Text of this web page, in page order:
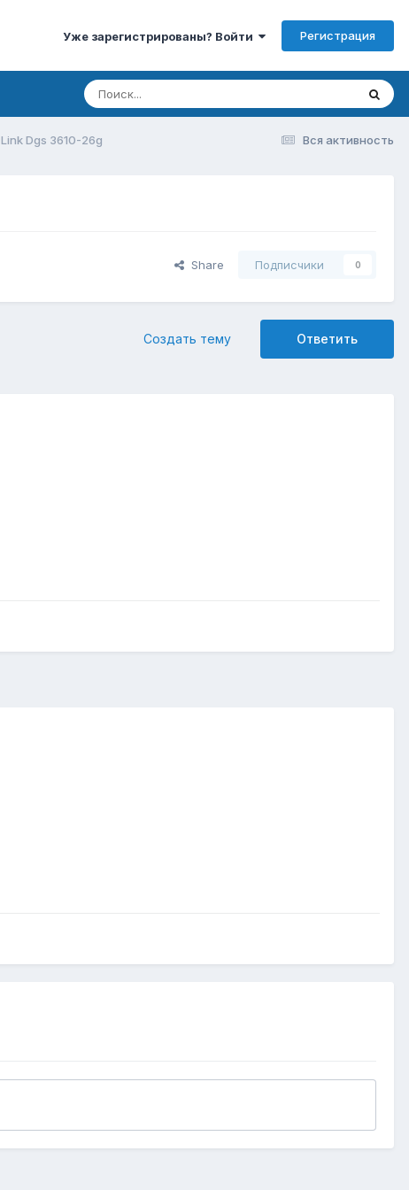
Уже зарегистрированы? Войти Регистрация
Вся активность
Dgs 3610-26g
Share Подписчики 0
Ответить
Создать тему